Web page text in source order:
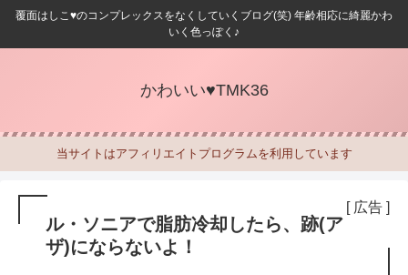
覆面はしこ♥のコンプレックスをなくしていくブログ(笑) 年齢相応に綺麗かわ
いく色っぽく♪
かわいい♥TMK36
当サイトはアフィリエイトプログラムを利用しています
[ 広告 ]
ル・ソニアで脂肪冷却したら、跡(ア
ザ)にならないよ！